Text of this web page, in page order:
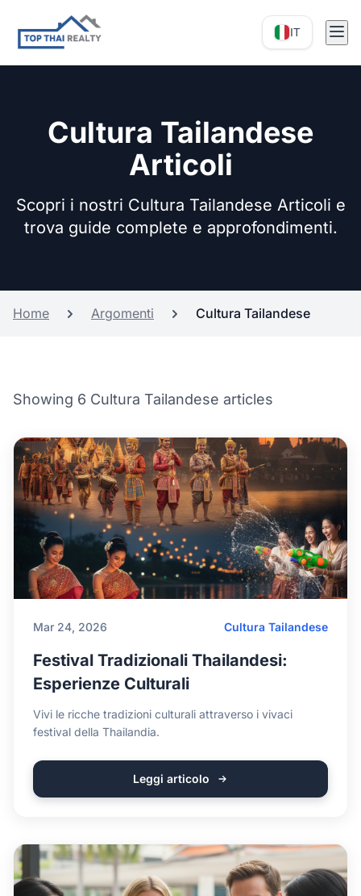
IT
Cultura Tailandese
Articoli
Scopri i nostri Cultura Tailandese Articoli e
trova guide complete e approfondimenti.
Home Argomenti Cultura Tailandese
Showing 6 Cultura Tailandese articles
Mar 24, 2026 Cultura Tailandese
Festival Tradizionali Thailandesi:
Esperienze Culturali
Vivi le ricche tradizioni culturali attraverso i vivaci
festival della Thailandia.
Leggi articolo